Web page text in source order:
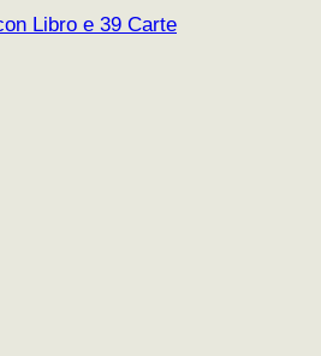
Libro e 39 Carte